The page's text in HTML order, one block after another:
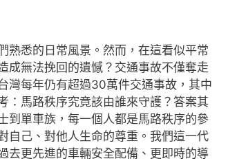
熟悉的日常風景。然而，在這看似平常
成無法挽回的遺憾？交通事故不僅奪走
灣每年仍有超過30萬件交通事故，其中
：馬路秩序究竟該由誰來守護？答案其
單車族，每一個人都是馬路秩序的參
自己、對他人生命的尊重。我們這一代
去更先進的車輛安全配備、更即時的導